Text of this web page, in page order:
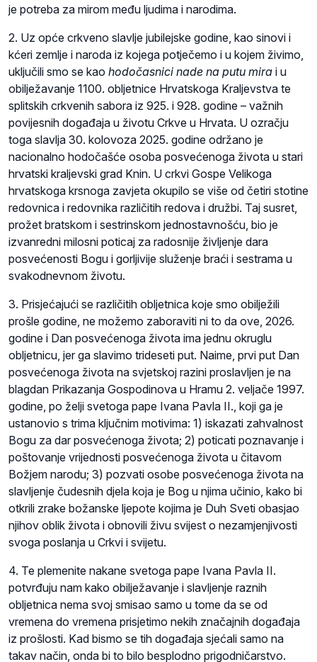
je potreba za mirom među ljudima i narodima.
2. Uz opće crkveno slavlje jubilejske godine, kao sinovi i
kćeri zemlje i naroda iz kojega potječemo i u kojem živimo,
uključili smo se kao hodočasnici nade na putu mira i u
obilježavanje 1100. obljetnice Hrvatskoga Kraljevstva te
splitskih crkvenih sabora iz 925. i 928. godine – važnih
povijesnih događaja u životu Crkve u Hrvata. U ozračju
toga slavlja 30. kolovoza 2025. godine održano je
nacionalno hodočašće osoba posvećenoga života u stari
hrvatski kraljevski grad Knin. U crkvi Gospe Velikoga
hrvatskoga krsnoga zavjeta okupilo se više od četiri stotine
redovnica i redovnika različitih redova i družbi. Taj susret,
prožet bratskom i sestrinskom jednostavnošću, bio je
izvanredni milosni poticaj za radosnije življenje dara
posvećenosti Bogu i gorljivije služenje braći i sestrama u
svakodnevnom životu.
3. Prisjećajući se različitih obljetnica koje smo obilježili
prošle godine, ne možemo zaboraviti ni to da ove, 2026.
godine i Dan posvećenoga života ima jednu okruglu
obljetnicu, jer ga slavimo trideseti put. Naime, prvi put Dan
posvećenoga života na svjetskoj razini proslavljen je na
blagdan Prikazanja Gospodinova u Hramu 2. veljače 1997.
godine, po želji svetoga pape Ivana Pavla II., koji ga je
ustanovio s trima ključnim motivima: 1) iskazati zahvalnost
Bogu za dar posvećenoga života; 2) poticati poznavanje i
poštovanje vrijednosti posvećenoga života u čitavom
Božjem narodu; 3) pozvati osobe posvećenoga života na
slavljenje čudesnih djela koja je Bog u njima učinio, kako bi
otkrili zrake božanske ljepote kojima je Duh Sveti obasjao
njihov oblik života i obnovili živu svijest o nezamjenjivosti
svoga poslanja u Crkvi i svijetu.
4. Te plemenite nakane svetoga pape Ivana Pavla II.
potvrđuju nam kako obilježavanje i slavljenje raznih
obljetnica nema svoj smisao samo u tome da se od
vremena do vremena prisjetimo nekih značajnih događaja
iz prošlosti. Kad bismo se tih događaja sjećali samo na
takav način, onda bi to bilo besplodno prigodničarstvo.